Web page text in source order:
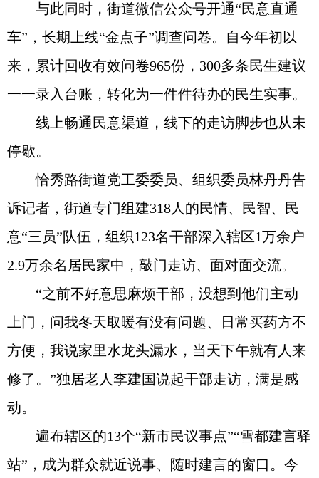
与此同时，街道微信公众号开通“民意直通
车”，长期上线“金点子”调查问卷。自今年初以
来，累计回收有效问卷965份，300多条民生建议
一一录入台账，转化为一件件待办的民生实事。
线上畅通民意渠道，线下的走访脚步也从未
停歇。
恰秀路街道党工委委员、组织委员林丹丹告
诉记者，街道专门组建318人的民情、民智、民
意“三员”队伍，组织123名干部深入辖区1万余户
2.9万余名居民家中，敲门走访、面对面交流。
“之前不好意思麻烦干部，没想到他们主动
上门，问我冬天取暖有没有问题、日常买药方不
方便，我说家里水龙头漏水，当天下午就有人来
修了。”独居老人李建国说起干部走访，满是感
动。
遍布辖区的13个“新市民议事点”“雪都建言驿
站”，成为群众就近说事、随时建言的窗口。今